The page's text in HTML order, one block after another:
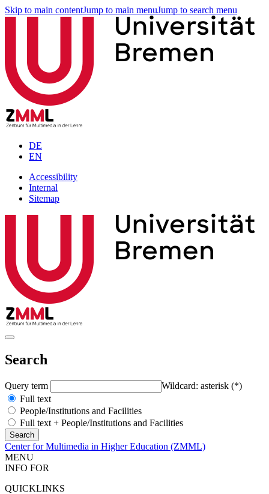
Skip to main contentJump to main menuJump to search menu
DE
EN
Accessibility
Internal
Sitemap
Search
Query term
Wildcard: asterisk (*)
Full text
People/Institutions and Facilities
Full text + People/Institutions and Facilities
Center for Multimedia in Higher Education (ZMML)
MENU
INFO FOR
QUICKLINKS